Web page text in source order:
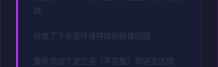
效
修复了下水道环境特效的碰撞问题
重新添加了波兰语（不完整）到语言选项